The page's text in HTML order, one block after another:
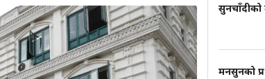
सुनचाँदीको
मनसुनको